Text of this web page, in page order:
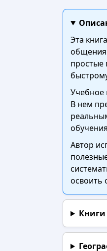
Эта
простые
Учебное
В нем
Автор
освоить